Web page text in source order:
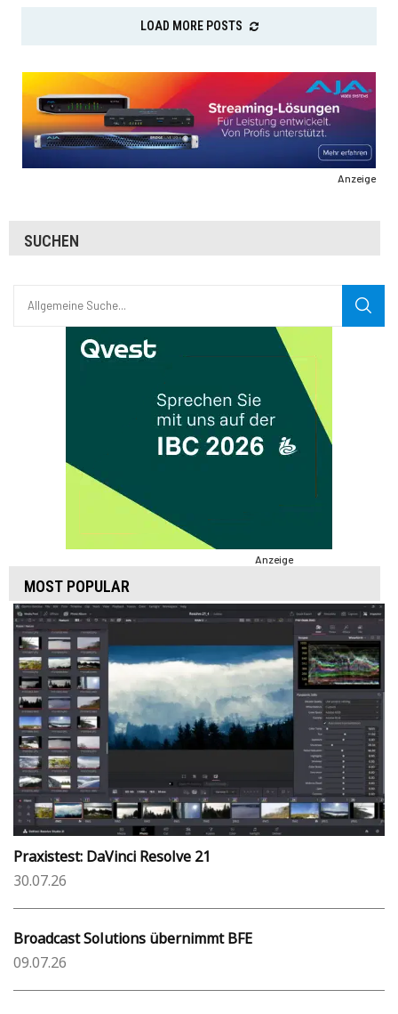
LOAD MORE POSTS
Anzeige
SUCHEN
Anzeige
MOST POPULAR
Praxistest: DaVinci Resolve 21
30.07.26
Broadcast Solutions übernimmt BFE
09.07.26